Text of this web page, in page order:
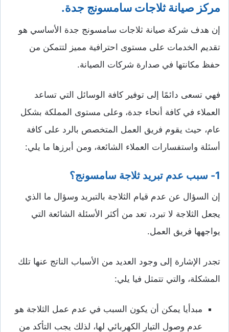
مركز صيانة ثلاجات سامسونج جدة.
إن هدف شركة صيانة ثلاجات سامسونج جدة الأساسي هو
تقديم الخدمات على مستوى احترافية مميز لتتمكن من
حفظ مكانتها في صدارة شركات الصيانة.
فهي تسعى دائمًا إلى توفير كافة الوسائل التي تساعد
العملاء في كافة أنحاء جدة، وعلى مستوى المملكة بشكل
عام، حيث يقوم فريق العمل المتخصص بالرد على كافة
أسئلة واستفسارات العملاء الشائعة، ومن أبرزها ما يلي:
1- سبب عدم تبريد ثلاجة سامسونج؟
إن السؤال عن عدم قيام الثلاجة بالتبريد وسؤال ما الذي
يجعل الثلاجة لا تبرد، تعد من أكثر الأسئلة الشائعة التي
يواجهها فريق العمل.
تجدر الإشارة إلى وجود العديد من الأسباب الناتج عنها تلك
المشكلة، والتي تتمثل فيا يلي:
مبدأيا يمكن أن يكون السبب في عدم عمل الثلاجة هو
عدم وصول التيار الكهربائي لها، لذلك يجب التأكد من